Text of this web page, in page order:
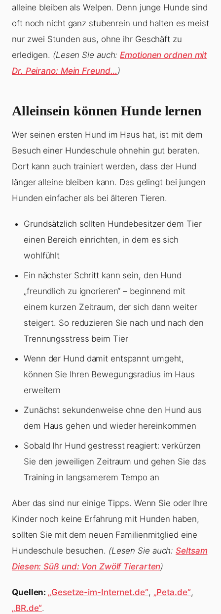
alleine bleiben als Welpen. Denn junge Hunde sind
oft noch nicht ganz stubenrein und halten es meist
nur zwei Stunden aus, ohne ihr Geschäft zu
erledigen. (Lesen Sie auch:Emotionen ordnen mit
Dr. Peirano: Mein Freund… )
Alleinsein können Hunde lernen
Wer seinen ersten Hund im Haus hat, ist mit dem
Besuch einer Hundeschule ohnehin gut beraten.
Dort kann auch trainiert werden, dass der Hund
länger alleine bleiben kann. Das gelingt bei jungen
Hunden einfacher als bei älteren Tieren.
Grundsätzlich sollten Hundebesitzer dem Tier
einen Bereich einrichten, in dem es sich
wohlfühlt
Ein nächster Schritt kann sein, den Hund
„freundlich zu ignorieren“ – beginnend mit
einem kurzen Zeitraum, der sich dann weiter
steigert. So reduzieren Sie nach und nach den
Trennungsstress beim Tier
Wenn der Hund damit entspannt umgeht,
können Sie Ihren Bewegungsradius im Haus
erweitern
Zunächst sekundenweise ohne den Hund aus
dem Haus gehen und wieder hereinkommen
Sobald Ihr Hund gestresst reagiert: verkürzen
Sie den jeweiligen Zeitraum und gehen Sie das
Training in langsamerem Tempo an
Aber das sind nur einige Tipps. Wenn Sie oder Ihre
Kinder noch keine Erfahrung mit Hunden haben,
sollten Sie mit dem neuen Familienmitglied eine
Hundeschule besuchen. (Lesen Sie auch:Seltsam
Diesen: Süß und: Von Zwölf Tierarten)
Quellen: „Gesetze-im-Internet.de“, „Peta.de“,
„BR.de“.